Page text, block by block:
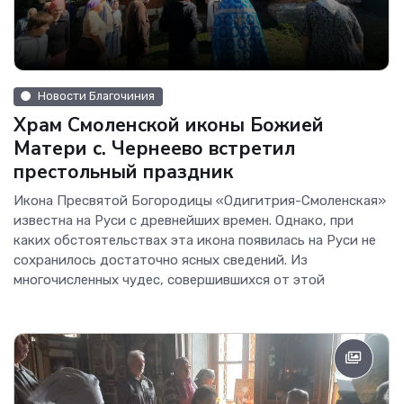
Новости Благочиния
Храм Смоленской иконы Божией
Матери с. Чернеево встретил
престольный праздник
Икона Пресвятой Богородицы «Одигитрия-Смоленская»
известна на Руси с древнейших времен. Однако, при
каких обстоятельствах эта икона появилась на Руси не
сохранилось достаточно ясных сведений. Из
многочисленных чудес, совершившихся от этой